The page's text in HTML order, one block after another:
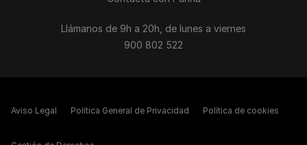
Llámanos de 9h a 20h, de lunes a viernes
900 802 522
Aviso Legal Política General de Privacidad Política de cookies